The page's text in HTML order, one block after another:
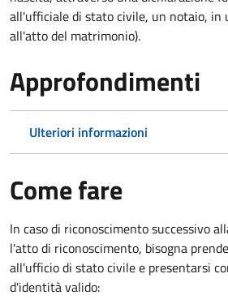
all'ufficiale di stato civile, un notaio, in
all'atto del matrimonio).
Approfondimenti
Ulteriori informazioni
Come fare
In caso di riconoscimento successivo
l'atto di riconoscimento, bisogna
all'ufficio di stato civile e presentarsi
d'identità valido: